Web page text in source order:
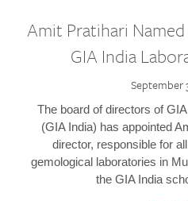
Amit Pratihari
GIA India
September
The board of directors of
(GIA India) has appointed
director, responsible for
gemological laboratories in
the GIA India